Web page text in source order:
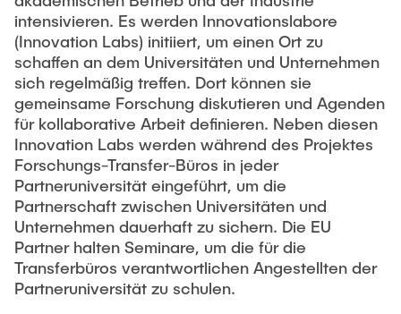
intensivieren. Es werden Innovationslabore
(Innovation Labs) initiiert, um einen Ort zu
schaffen an dem Universitäten und Unternehmen
sich regelmäßig treffen. Dort können sie
gemeinsame Forschung diskutieren und Agenden
für kollaborative Arbeit definieren. Neben diesen
Innovation Labs werden während des Projektes
Forschungs-Transfer-Büros in jeder
Partneruniversität eingeführt, um die
Partnerschaft zwischen Universitäten und
Unternehmen dauerhaft zu sichern. Die EU
Partner halten Seminare, um die für die
Transferbüros verantwortlichen Angestellten der
Partneruniversität zu schulen.